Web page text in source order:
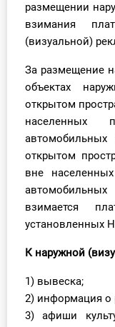
размещении
взимания
(визуальной)
За размещение
объектах
открытом
населенных
открытом
вне
взимается
установленных
К наружной
1) вывеска;
2) информация о
3) афиши